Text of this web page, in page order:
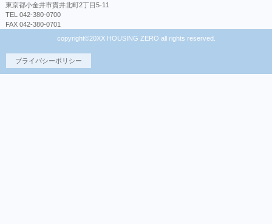
東京都小金井市貫井北町2丁目5-11
TEL 042-380-0700
FAX 042-380-0701
copyright©20XX HOUSING ZERO all rights reserved.
プライバシーポリシー